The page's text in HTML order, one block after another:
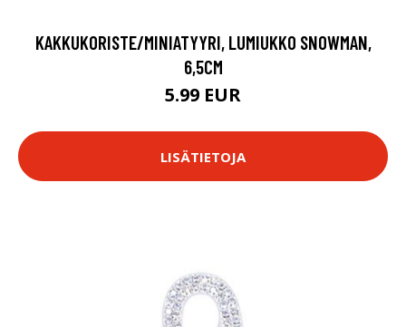
KAKKUKORISTE/MINIATYYRI, LUMIUKKO SNOWMAN,
6,5CM
5.99 EUR
LISÄTIETOJA